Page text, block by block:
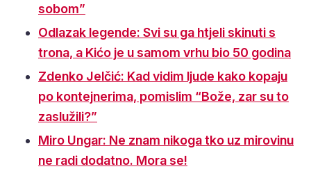
sobom”
Odlazak legende: Svi su ga htjeli skinuti s
trona, a Kićo je u samom vrhu bio 50 godina
Zdenko Jelčić: Kad vidim ljude kako kopaju
po kontejnerima, pomislim “Bože, zar su to
zaslužili?”
Miro Ungar: Ne znam nikoga tko uz mirovinu
ne radi dodatno. Mora se!